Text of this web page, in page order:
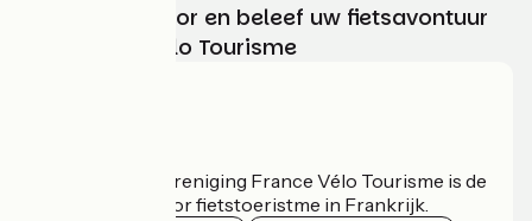
Kies, bereid voor en beleef uw fietsavontuur
met France Vélo Tourisme
De nationale vereniging France Vélo Tourisme is de
officiële gids voor fietstoeristme in Frankrijk.